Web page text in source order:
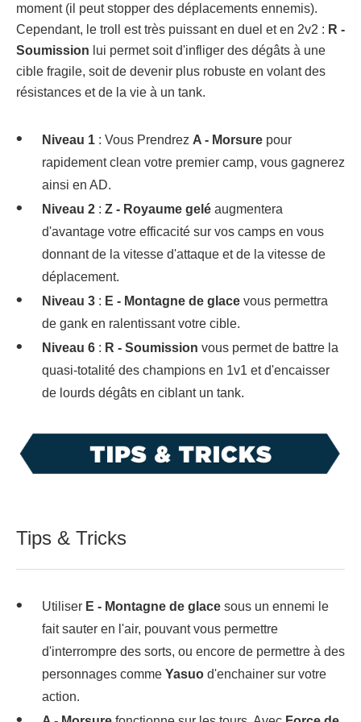
moment (il peut stopper des déplacements ennemis).
Cependant, le troll est très puissant en duel et en 2v2 : R -
Soumission lui permet soit d'infliger des dégâts à une
cible fragile, soit de devenir plus robuste en volant des
résistances et de la vie à un tank.
Niveau 1 : Vous Prendrez A - Morsure pour
rapidement clean votre premier camp, vous gagnerez
ainsi en AD.
Niveau 2 : Z - Royaume gelé augmentera
d'avantage votre efficacité sur vos camps en vous
donnant de la vitesse d'attaque et de la vitesse de
déplacement.
Niveau 3 : E - Montagne de glace vous permettra
de gank en ralentissant votre cible.
Niveau 6 : R - Soumission vous permet de battre la
quasi-totalité des champions en 1v1 et d'encaisser
de lourds dégâts en ciblant un tank.
Tips & Tricks
Utiliser E - Montagne de glace sous un ennemi le
fait sauter en l'air, pouvant vous permettre
d'interrompre des sorts, ou encore de permettre à des
personnages comme Yasuo d'enchainer sur votre
action.